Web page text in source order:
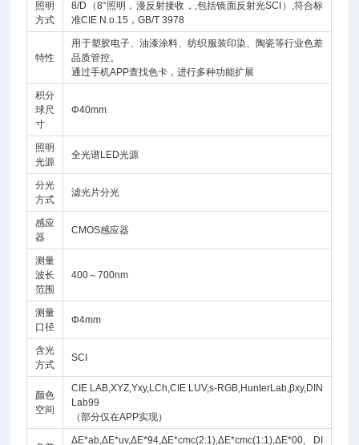
照明
方式
8/D（8°照明，漫反射接收，,包括镜面反射光SCI）,符合标
准CIE N.o.15，GB/T 3978
特性
用于塑胶电子、油漆涂料、纺织服装印染、陶瓷等行业色差
品质管控。
通过手机APP查找色卡，进行多种功能扩展
积分
球尺
寸
Φ40mm
照明
光源
全光谱LED光源
分光
方式
滤光片分光
感应
器
CMOS感应器
测量
波长
范围
400～700nm
测量
口径
Φ4mm
含光
方式
SCI
颜色
空间
CIE LAB,XYZ,Yxy,LCh,CIE LUV,s-RGB,HunterLab,βxy,DIN
Lab99
（部分仅在APP实现）
ΔE*ab,ΔE*uv,ΔE*94,ΔE*cmc(2:1),ΔE*cmc(1:1),ΔE*00, DI